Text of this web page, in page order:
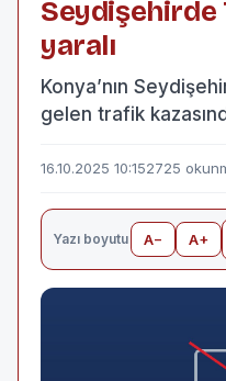
Seydişehirde
yaralı
Konya’nın
gelen trafik
16.10.2025 10:152725
Yazı boyutu A− A+